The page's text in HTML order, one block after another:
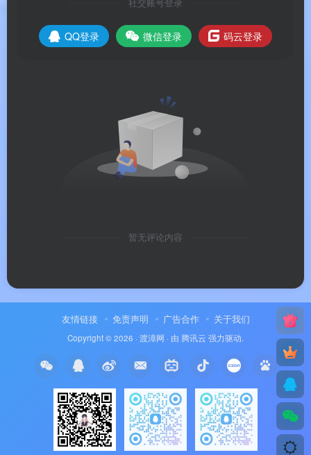
💰 高性价比全能方案：Adobe Acrobat 的平替首选
国货之光本土优化：国内原生品牌，菜单术
语、提示语、技术支持均符合国人使用习惯，响应
速度更快的本地技术支持。
AI 深度赋能：不止于“看”PDF，更能“理解”
演示版免费评估
持续迭代更新
列），持续修复新操作系统兼容性问题，增强 AI
算法与批量处理稳定性。
📌品牌支持：以上信息由渡漳软件网提供整
理。
QQ登录 微信登录 码云登录
暂无评论内容
友情链接 免责声明 广告合作 关于我们
Copyright © 2026 · 渡漳网 · 由 腾讯云 强力驱动.